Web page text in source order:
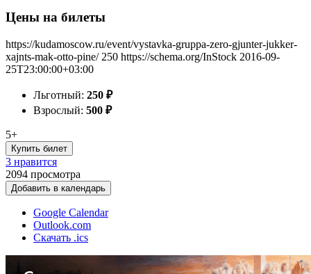
Цены на билеты
https://kudamoscow.ru/event/vystavka-gruppa-zero-gjunter-jukker-
xajnts-mak-otto-pine/ 250 https://schema.org/InStock 2016-09-
25T23:00:00+03:00
Льготный: 250 ₽
Взрослый: 500 ₽
5+
Купить билет
3 нравится
2094 просмотра
Добавить в календарь
Google Calendar
Outlook.com
Скачать .ics